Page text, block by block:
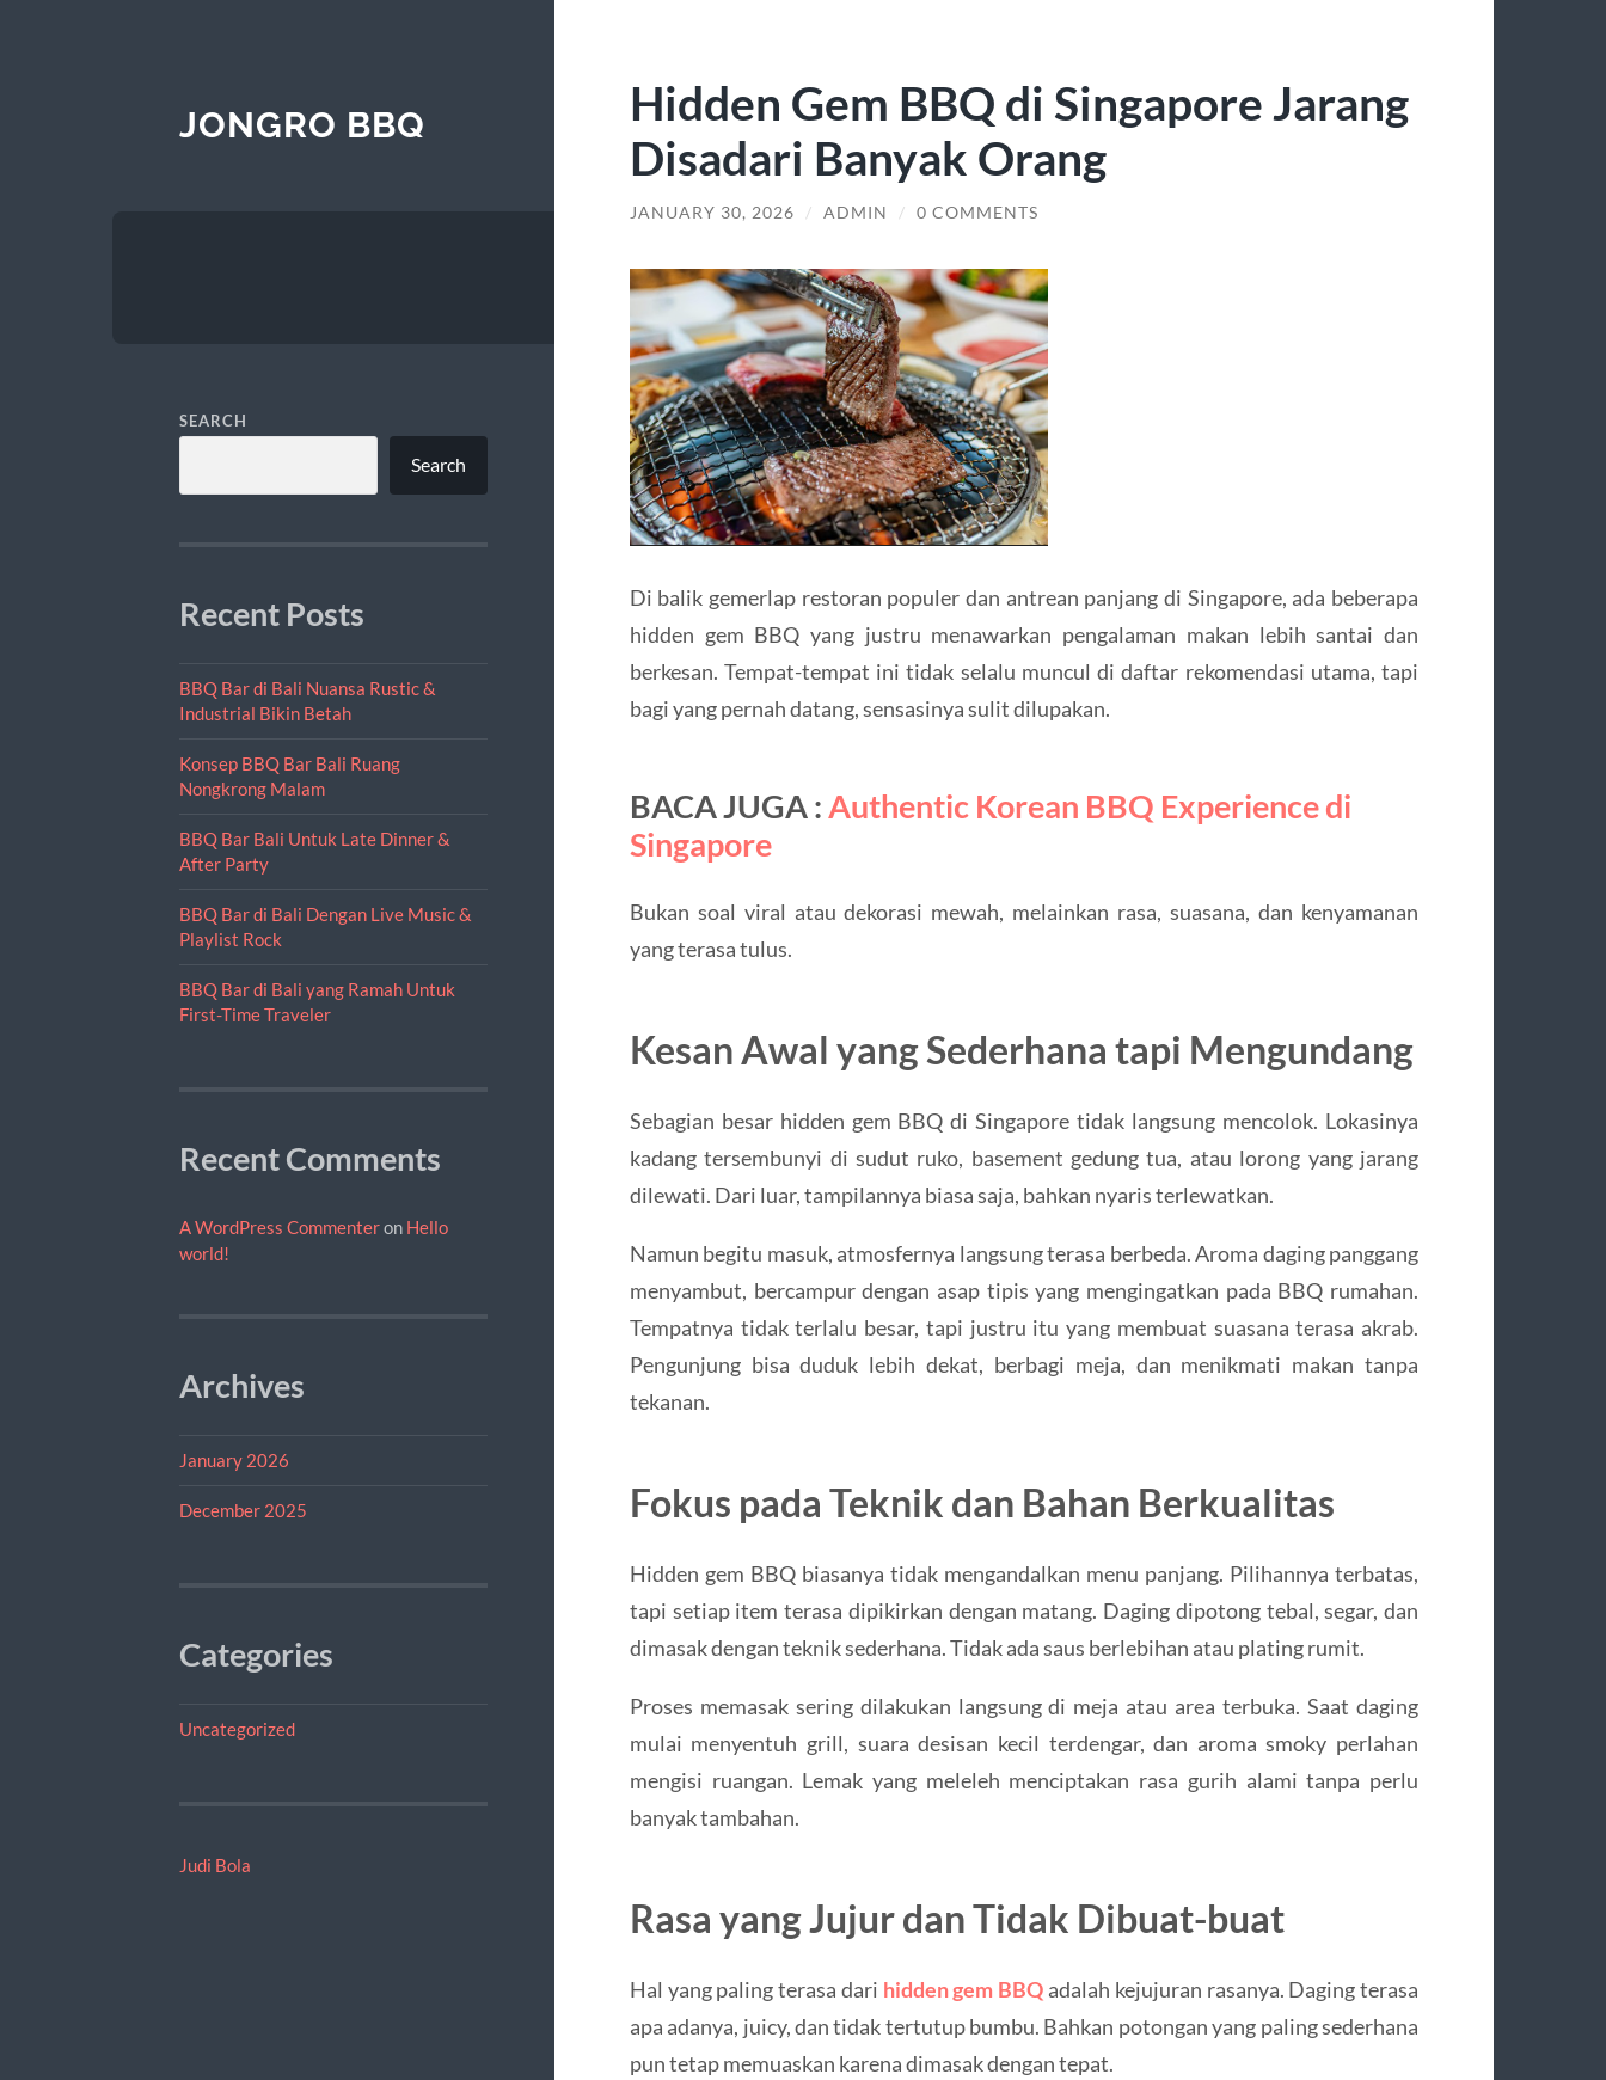
JONGRO BBQ
SEARCH
Search
Recent Posts
BBQ Bar di Bali Nuansa Rustic &
Industrial Bikin Betah
Konsep BBQ Bar Bali Ruang
Nongkrong Malam
BBQ Bar Bali Untuk Late Dinner &
After Party
BBQ Bar di Bali Dengan Live Music &
Playlist Rock
BBQ Bar di Bali yang Ramah Untuk
First-Time Traveler
Recent Comments
A WordPress Commenteron Hello
world!
Archives
January 2026
December 2025
Categories
Uncategorized
Judi Bola
Hidden Gem BBQ di Singapore Jarang
Disadari Banyak Orang
JANUARY 30, 2026 / ADMIN / 0 COMMENTS
Di balik gemerlap restoran populer dan antrean panjang di Singapore, ada beberapa
hidden gem BBQ yang justru menawarkan pengalaman makan lebih santai dan
berkesan. Tempat-tempat ini tidak selalu muncul di daftar rekomendasi utama, tapi
bagi yang pernah datang, sensasinya sulit dilupakan.
BACA JUGA :Authentic Korean BBQ Experience di
Singapore
Bukan soal viral atau dekorasi mewah, melainkan rasa, suasana, dan kenyamanan
yang terasa tulus.
Kesan Awal yang Sederhana tapi Mengundang
Sebagian besar hidden gem BBQ di Singapore tidak langsung mencolok. Lokasinya
kadang tersembunyi di sudut ruko, basement gedung tua, atau lorong yang jarang
dilewati. Dari luar, tampilannya biasa saja, bahkan nyaris terlewatkan.
Namun begitu masuk, atmosfernya langsung terasa berbeda. Aroma daging panggang
menyambut, bercampur dengan asap tipis yang mengingatkan pada BBQ rumahan.
Tempatnya tidak terlalu besar, tapi justru itu yang membuat suasana terasa akrab.
Pengunjung bisa duduk lebih dekat, berbagi meja, dan menikmati makan tanpa
tekanan.
Fokus pada Teknik dan Bahan Berkualitas
Hidden gem BBQ biasanya tidak mengandalkan menu panjang. Pilihannya terbatas,
tapi setiap item terasa dipikirkan dengan matang. Daging dipotong tebal, segar, dan
dimasak dengan teknik sederhana. Tidak ada saus berlebihan atau plating rumit.
Proses memasak sering dilakukan langsung di meja atau area terbuka. Saat daging
mulai menyentuh grill, suara desisan kecil terdengar, dan aroma smoky perlahan
mengisi ruangan. Lemak yang meleleh menciptakan rasa gurih alami tanpa perlu
banyak tambahan.
Rasa yang Jujur dan Tidak Dibuat-buat
Hal yang paling terasa dari hidden gem BBQ adalah kejujuran rasanya. Daging terasa
apa adanya, juicy, dan tidak tertutup bumbu. Bahkan potongan yang paling sederhana
pun tetap memuaskan karena dimasak dengan tepat.